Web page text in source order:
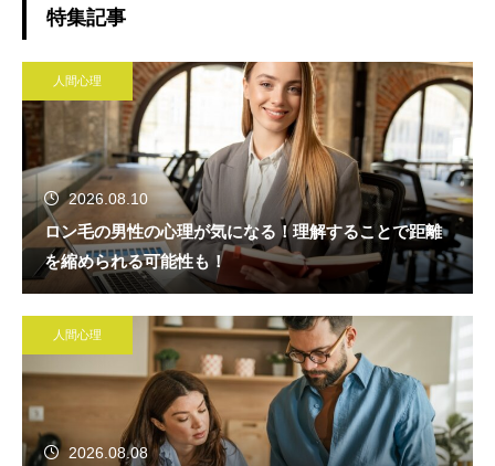
特集記事
人間心理
2026.08.10
ロン毛の男性の心理が気になる！理解することで距離
を縮められる可能性も！
人間心理
2026.08.08